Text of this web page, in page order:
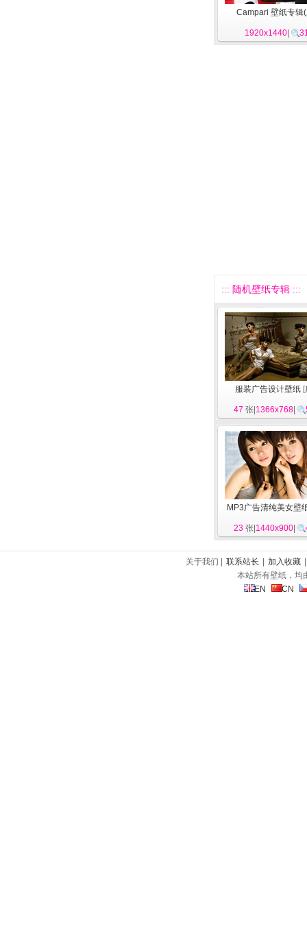
Campari 壁纸专辑
1920x1440
::: 随机壁纸专辑 :::
服装广告设计壁纸 [
47 张| 1366x768
MP3广告清纯美女壁
23 张| 1440x900
关于我们 | 联系站长 加入收藏
本站所有壁纸，均
EN
CN